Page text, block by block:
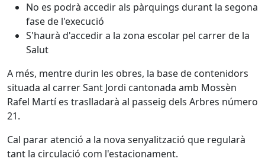
No es podrà accedir als pàrquings durant la segona
fase de l'execució
S'haurà d'accedir a la zona escolar pel carrer de la
Salut
A més, mentre durin les obres, la base de contenidors
situada al carrer Sant Jordi cantonada amb Mossèn
Rafel Martí es traslladarà al passeig dels Arbres número
21.
Cal parar atenció a la nova senyalització que regularà
tant la circulació com l'estacionament.